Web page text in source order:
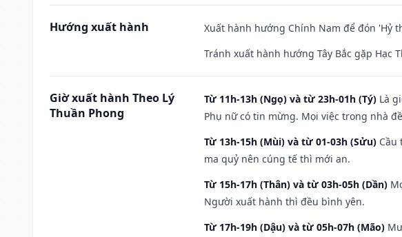
Hướng xuất hành
Xuất hành hướng Chính Nam để đón 'Hỷ
Tránh xuất hành hướng Tây Bắc gặp Hạc
Giờ xuất hành Theo Lý
Thuần Phong
Từ 11h-13h (Ngọ) và từ 23h-01h (Tý) Là
Phụ nữ có tin mừng. Mọi việc trong nhà
Từ 13h-15h (Mùi) và từ 01-03h (Sửu) Cầu
ma quỷ nên cúng tế thì mới an.
Từ 15h-17h (Thân) và từ 03h-05h (Dần)
Người xuất hành thì đều bình yên.
Từ 17h-19h (Dậu) và từ 05h-07h (Mão)